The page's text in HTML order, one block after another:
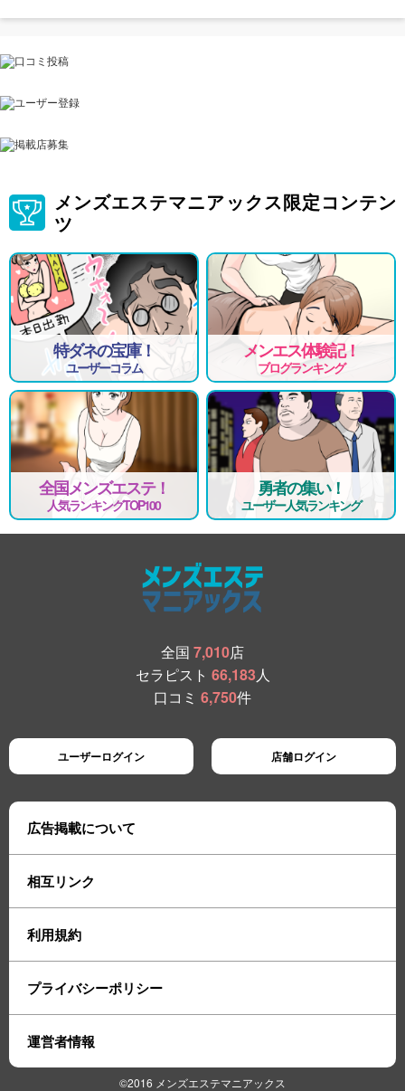
メンズエステマニアックス限定コンテン
ツ
特ダネの宝庫！
ユーザーコラム
メンエス体験記！
ブログランキング
全国メンズエステ！
人気ランキングTOP100
勇者の集い！
ユーザー人気ランキング
全国 7,010店
セラピスト 66,183人
口コミ 6,750件
ユーザーログイン 店舗ログイン
広告掲載について
相互リンク
利用規約
プライバシーポリシー
運営者情報
©2016 メンズエステマニアックス